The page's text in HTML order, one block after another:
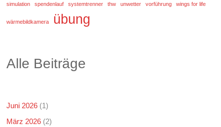
simulation
spendenlauf systemtrenner thw unwetter vorführung wings for life
wärmebildkamera übung
Alle Beiträge
Juni 2026 (1)
März 2026 (2)